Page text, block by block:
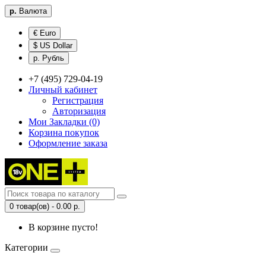
р. Валюта
€ Euro
$ US Dollar
р. Рубль
+7 (495) 729-04-19
Личный кабинет
Регистрация
Авторизация
Мои Закладки (0)
Корзина покупок
Оформление заказа
0 товар(ов) - 0.00 р.
В корзине пусто!
Категории